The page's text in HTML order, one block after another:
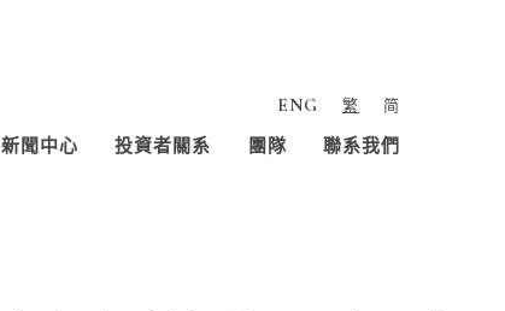
ENG 繁 简
新聞中心 投資者關系 團隊 聯系我們